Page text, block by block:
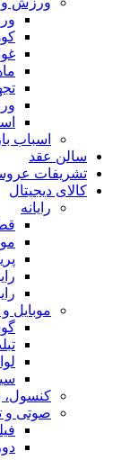
اسباب‌
سالن عقد
تشریفات
کالای دیجیتال
رایانه
موبایل
کنسول،
صوتی و